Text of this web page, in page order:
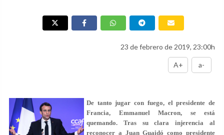
23 de febrero de 2019, 23:00h
A+ a-
De tanto jugar con fuego, el presidente de
Francia, Emmanuel Macron, se está
quemando. Tras su clara injerencia al
reconocer a Juan Guaidó como presidente